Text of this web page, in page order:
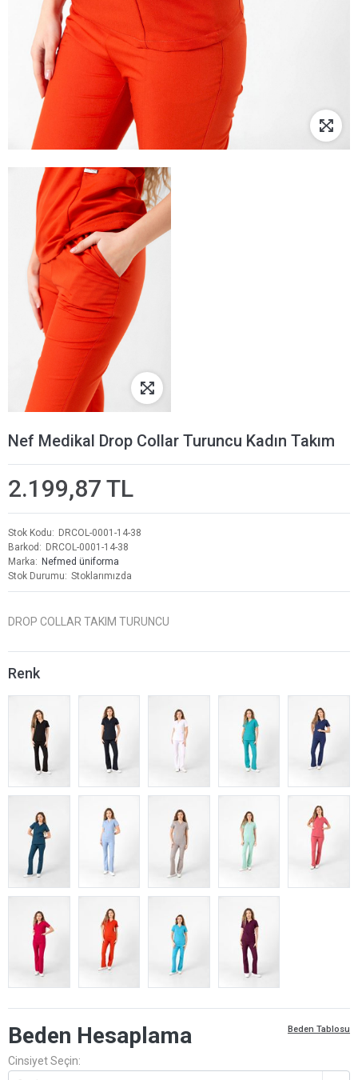
Nef Medikal Drop Collar Turuncu Kadın Takım
2.199,87 TL
Stok Kodu
DRCOL-0001-14-38
Barkod
DRCOL-0001-14-38
Marka
Nefmed üniforma
Stok Durumu
Stoklarımızda
DROP COLLAR TAKIM TURUNCU
Renk
Beden Hesaplama
Cinsiyet Seçin:
Beden Tablosu